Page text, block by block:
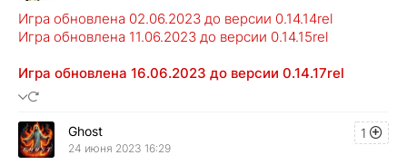
Игра обновлена 02.06.2023 до версии 0.14.14rel
Игра обновлена 11.06.2023 до версии 0.14.15rel
Игра обновлена 16.06.2023 до версии 0.14.17rel
1
Ghost
24 июня 2023 16:29